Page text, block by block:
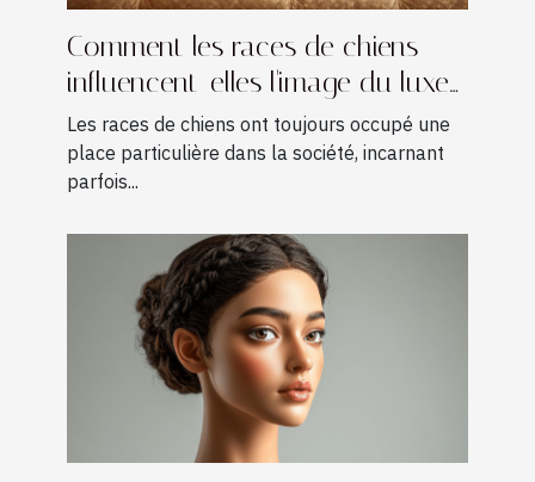
Comment les races de chiens
influencent-elles l'image du luxe
?
Les races de chiens ont toujours occupé une
place particulière dans la société, incarnant
parfois...